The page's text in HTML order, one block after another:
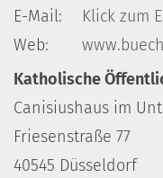
E-Mail:
Klick zum
Web:
Katholische
Canisiushaus im
Friesenstraße 77
40545 Düsseldorf